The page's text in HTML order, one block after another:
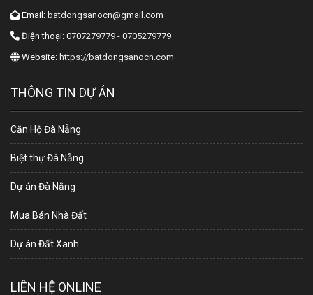
Email: batdongsanocn@gmail.com
Điện thoại: 0707279779 - 0705279779
Website: https://batdongsanocn.com
THÔNG TIN DỰ ÁN
Căn Hộ Đà Nẵng
Biệt thự Đà Nẵng
Dự án Đà Nẵng
Mua Bán Nhà Đất
Dự án Đất Xanh
LIÊN HỆ ONLINE